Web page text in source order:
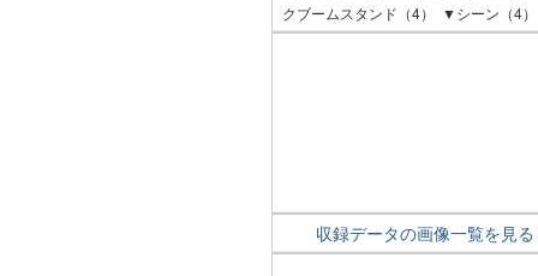
クブームスタンド（4） ▼シーン（4）
収録データの画像一覧を見る